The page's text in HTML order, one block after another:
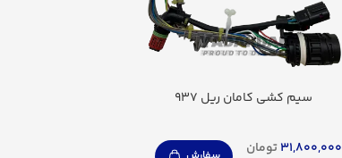
سیم کشی کامان ریل 937
31,800,000 تومان